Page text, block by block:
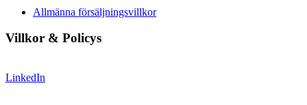
Allmänna försäljningsvillkor
Villkor & Policys
LinkedIn